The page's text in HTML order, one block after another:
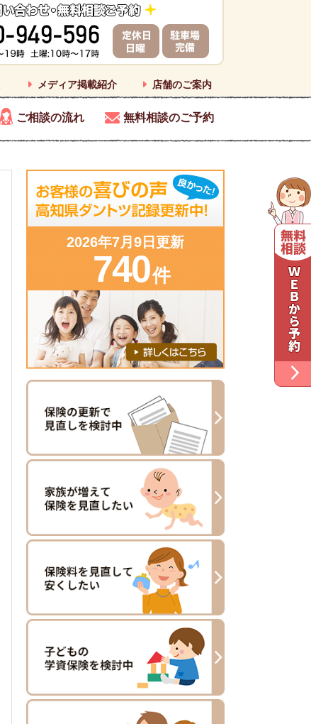
メディア掲載紹介 店舗のご案内
ご相談の流れ 無料相談のご予約
740
2026年7月9日更新